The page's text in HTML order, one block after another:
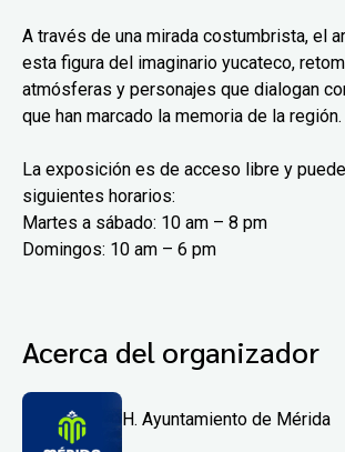
A través de una mirada costumbrista, el
esta figura del imaginario yucateco,
atmósferas y personajes que dialogan
que han marcado la memoria de la región.
La exposición es de acceso libre y
siguientes horarios:
Martes a sábado: 10 am – 8 pm
Domingos: 10 am – 6 pm
Acerca del organizador
H. Ayuntamiento de Mérida